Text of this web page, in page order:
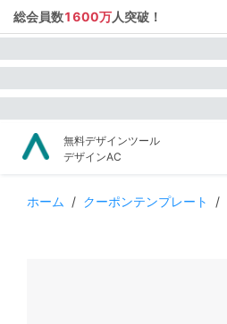
総会員数1600万人突破！
無料デザインツール
デザインAC
ホーム / クーポンテンプレート /